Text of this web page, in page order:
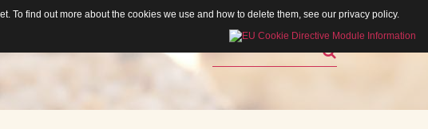
Rechercher
To find out more about the cookies we use and how to delete them, see our privacy policy.